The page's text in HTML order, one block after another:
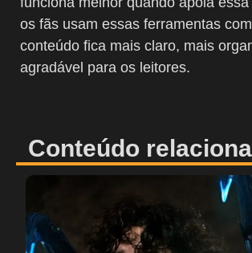
os fãs usam essas ferramentas
conteúdo fica mais claro, mais
agradável para os leitores.
Conteúdo